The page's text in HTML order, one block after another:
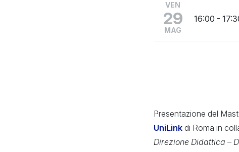
VEN
29
MAG
16:00 -
Presentazione del
UniLink di Roma in
Direzione Didattica –